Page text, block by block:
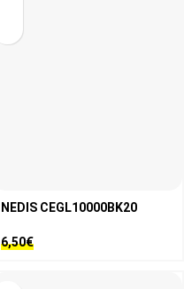
NEDIS CEGL10000BK20
6,50€